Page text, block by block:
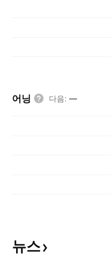
어닝 다음: —
뉴스